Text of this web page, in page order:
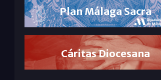
Plan Málaga Sacra
Cáritas Diocesana